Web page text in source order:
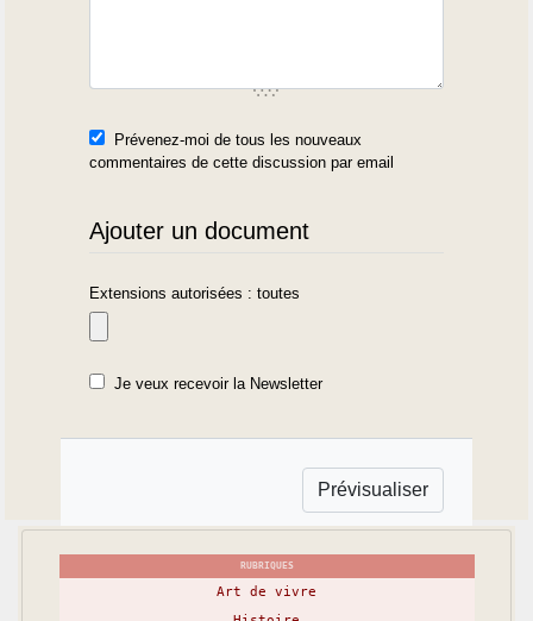
Prévenez-moi de tous les nouveaux
commentaires de cette discussion par email
Ajouter un document
Extensions autorisées : toutes
Je veux recevoir la Newsletter
RUBRIQUES
Art de vivre